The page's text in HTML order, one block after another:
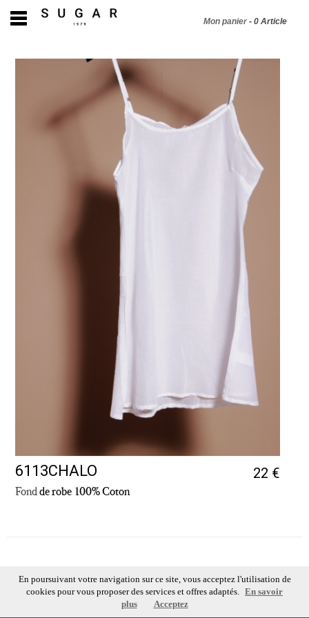
Mon panier - 0 Article
6113CHALO
Fondde robe 100% Coton
22 €
© Sugar 2026 - Tous droits réservés
En poursuivant votre navigation sur ce site, vous acceptez l'utilisation de
cookies pour vous proposer des services et offres adaptés. En savoir
plus
Acceptez